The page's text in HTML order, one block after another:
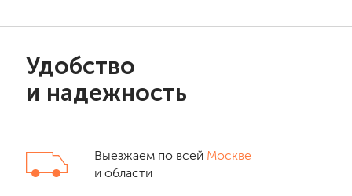
Удобство
и надежность
Выезжаем по всей Москве
и области